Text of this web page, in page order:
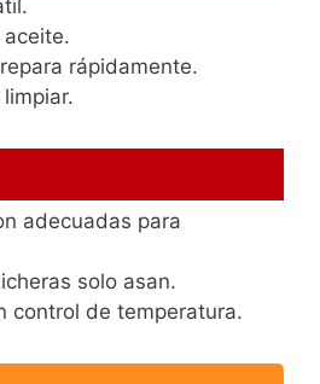
rápidamente.
adecuadas para
solo asan.
control de temperatura.